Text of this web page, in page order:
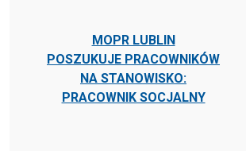
MOPR LUBLIN
POSZUKUJE PRACOWNIKÓW
NA STANOWISKO:
PRACOWNIK SOCJALNY